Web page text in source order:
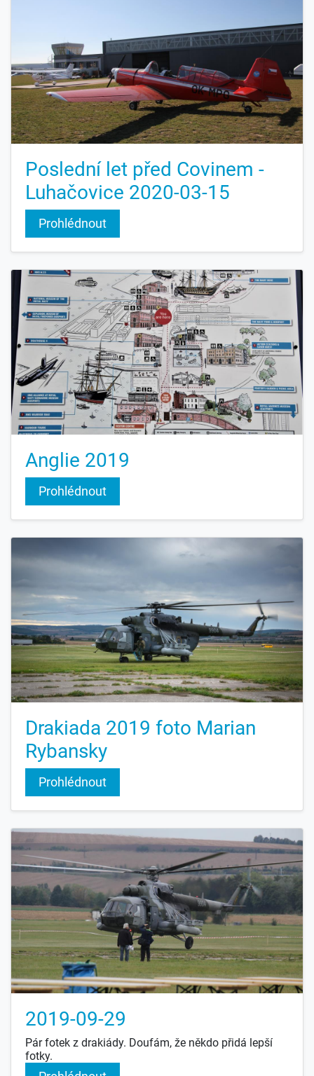
místo jména "??" a vy jste věděli, kdo to je, tak mi
prosím, napište a já to opravím.
Poslední let před Covinem -
Luhačovice 2020-03-15
Prohlédnout
Anglie 2019
Prohlédnout
Drakiada 2019 foto Marian
Rybansky
Prohlédnout
2019-09-29
Pár fotek z drakiády. Doufám, že někdo přidá lepší
fotky.